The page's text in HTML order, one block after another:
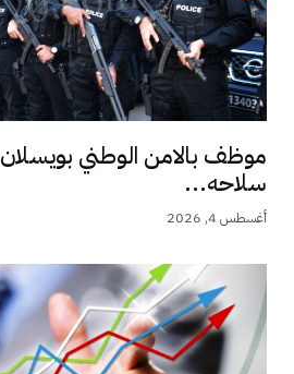
موظف بالامن الوطني
سلاحه...
أغسطس 4, 2026